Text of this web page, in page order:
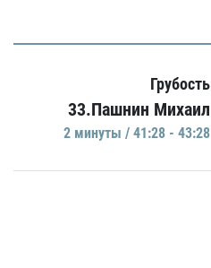
Грубость
33.Пашнин Михаил
2 минуты / 41:28 - 43:28